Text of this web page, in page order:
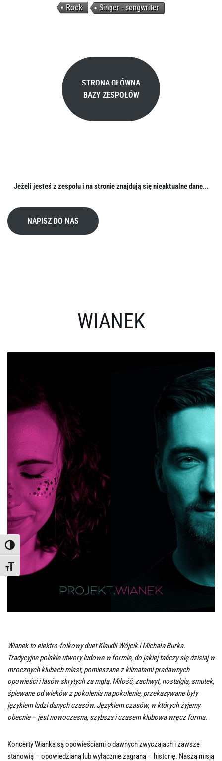
TOGGLE HIGH CONTRAST
TOGGLE FONT SIZE
Rock Singer - songwriter
STRONA GŁÓWNA
BAZY ZESPOŁÓW
Jeżeli jesteś z zespołu i na stronie znajdują się nieaktualne dane...
NAPISZ DO NAS
WIANEK
Wianek to elektro-folkowy duet Klaudii Wójcik i Michała Burka.
Tradycyjne polskie utwory ludowe w formie, do jakiej tańczy się dzisiaj w
mrocznych klubach miast, pomieszane z klimatami pradawnych
opowieści i lasów skrytych za mgłą. Miłość, zachwyt, nostalgia, smutek,
śpiewane od wieków z pokolenia na pokolenie, przekazywane były
językiem ludzi danych czasów. Językiem czasów, w których żyjemy
obecnie – jest nowoczesna, szybsza i czasem klubowa wręcz forma.
Koncerty Wianka są opowieściami o dawnych zwyczajach i zawsze
stanowią – opowiedzianą lub wyłącznie zagraną – historię. Naszą misją